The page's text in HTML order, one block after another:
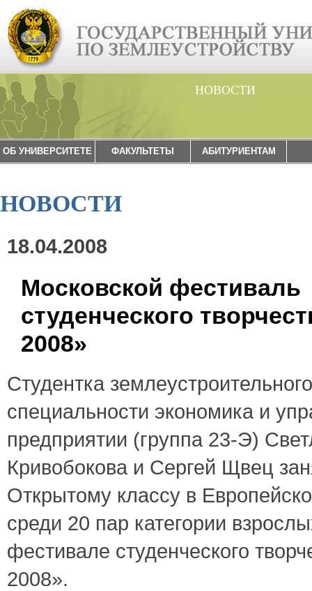
НОВОСТИ
ОБ УНИВЕРСИТЕТЕ ФАКУЛЬТЕТЫ АБИТУРИЕНТАМ
НОВОСТИ
18.04.2008
Московской фестиваль
студенческого
2008»
Студентка
специальности экономика и
предприятии (группа 23-Э)
Кривобокова и Сергей Щвец
Открытому классу в
среди 20 пар категории
фестивале студенческого
2008».